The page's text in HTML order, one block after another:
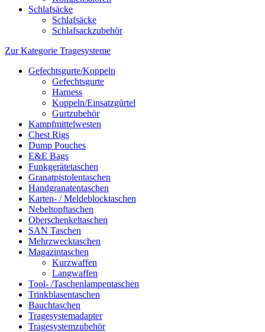
Schlafsäcke
Schlafsäcke
Schlafsackzubehör
Zur Kategorie Tragesysteme
Gefechtsgurte/Koppeln
Gefechtsgurte
Harness
Koppeln/Einsatzgürtel
Gurtzubehör
Kampfmittelwesten
Chest Rigs
Dump Pouches
E&E Bags
Funkgerätetaschen
Granatpistolentaschen
Handgranatentaschen
Karten- / Meldeblocktaschen
Nebeltopftaschen
Oberschenkeltaschen
SAN Taschen
Mehrzwecktaschen
Magazintaschen
Kurzwaffen
Langwaffen
Tool- /Taschenlampentaschen
Trinkblasentaschen
Bauchtaschen
Tragesystemadapter
Tragesystemzubehör